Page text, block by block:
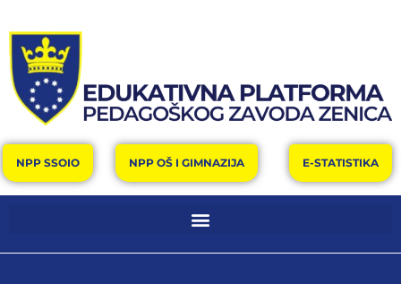
NPP SSOIO NPP OŠ I GIMNAZIJA E-STATISTIKA